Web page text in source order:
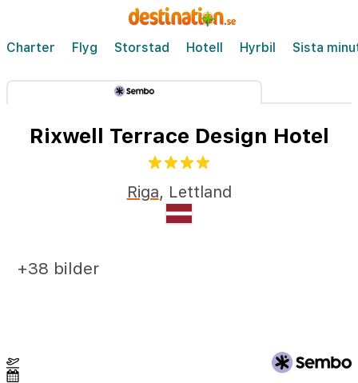
Charter Flyg Storstad Hotell Hyrbil Sista
Rixwell Terrace Design Hotel
Riga, Lettland
+38 bilder